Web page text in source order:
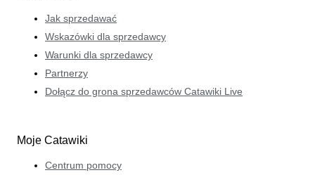
Jak sprzedawać
Wskazówki dla sprzedawcy
Warunki dla sprzedawcy
Partnerzy
Dołącz do grona sprzedawców Catawiki Live
Moje Catawiki
Centrum pomocy